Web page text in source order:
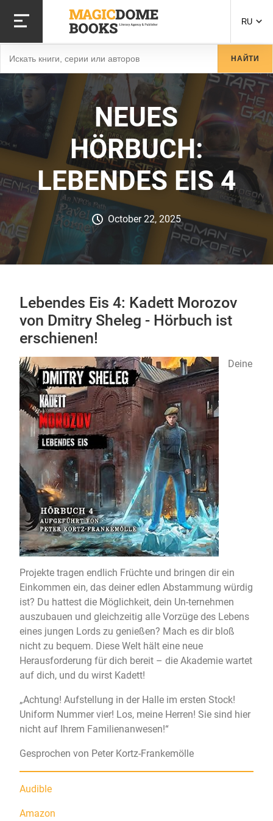
основному
содержанию
RU
НАЙТИ
NEUES
HÖRBUCH:
LEBENDES EIS 4
October 22, 2025
Lebendes Eis 4: Kadett Morozov
von Dmitry Sheleg - Hörbuch ist
erschienen!
Deine
Projekte tragen endlich Früchte und bringen dir ein
Einkommen ein, das deiner edlen Abstammung würdig
ist? Du hattest die Möglichkeit, dein Un-ternehmen
auszubauen und gleichzeitig alle Vorzüge des Lebens
eines jungen Lords zu genießen? Mach es dir bloß
nicht zu bequem. Diese Welt hält eine neue
Herausforderung für dich bereit – die Akademie wartet
auf dich, und du wirst Kadett!
„Achtung! Aufstellung in der Halle im ersten Stock!
Uniform Nummer vier! Los, meine Herren! Sie sind hier
nicht auf Ihrem Familienanwesen!“
Gesprochen von Peter Kortz-Frankemölle
Audible
Amazon